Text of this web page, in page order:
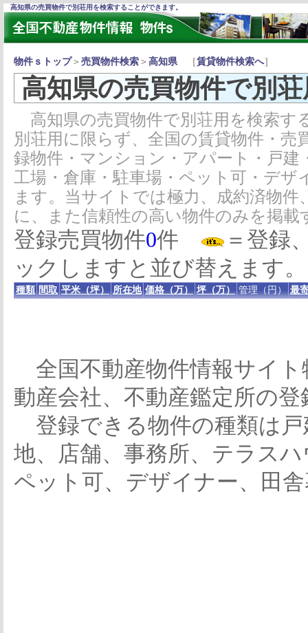
高知県の売買物件で別荘用を検索することができます。
物件ｓトップ＞ 売買物件検索 ＞ 高知県［賃貸物件検索へ］
高知県の売買物件で別
高知県の売買物件で別荘用を検索す
別荘用に限らず、全国の賃貸物件・売
録物件・マンション・アパート・戸
工場・倉庫・駐車場・ペット可・デ
ます。当サイトでは極力、成約済物
に、また信頼性の高い物件のみを掲
登録売買物件0件
＝登録
ックしますと並び替えます。
種類 間取 平米（坪） 所在地 価格（万） 坪（万） 管理（円） 最
全国不動産物件情報サイト
動産会社、不動産鑑定所の
登録できる物件の種類は
地、店舗、事務所、テラス
ペット可、デザイナー、田